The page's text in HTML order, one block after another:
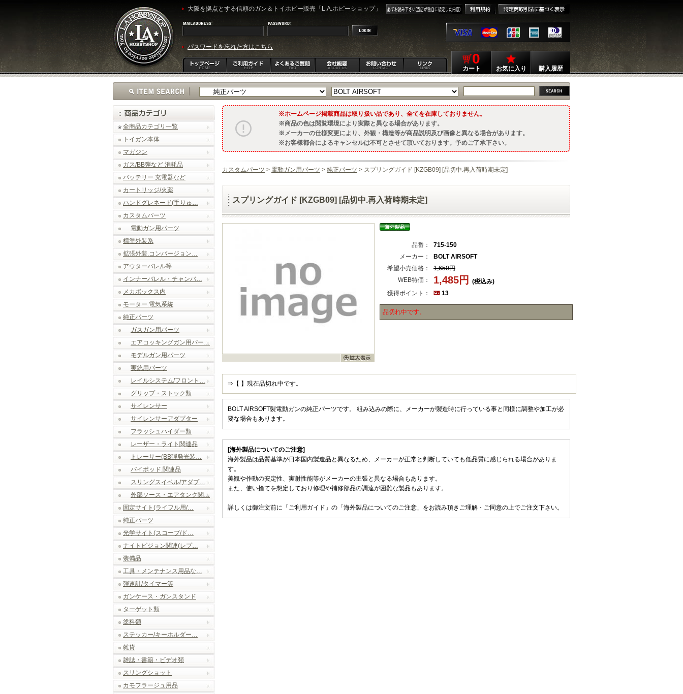
大阪を拠点とする信頼のガン＆トイホビー販売「L.A.ホビーショップ」
パスワードを忘れた方はこちら
0
カート お気に入り 購入履歴
全商品カテゴリ一覧
トイガン本体
マガジン
ガス/BB弾など 消耗品
バッテリー 充電器など
カートリッジ/火薬
ハンドグレネード(手りゅ…
カスタムパーツ
電動ガン用パーツ
標準外装系
拡張外装.コンバージョン…
アウターバレル等
インナーバレル・チャンバ…
メカボックス内
モーター.電気系統
純正パーツ
ガスガン用パーツ
エアコッキングガン用パー…
モデルガン用パーツ
実銃用パーツ
レイルシステム/フロント…
グリップ・ストック類
サイレンサー
サイレンサーアダプター
フラッシュハイダー類
レーザー・ライト関連品
トレーサー(BB弾発光装…
バイポッド.関連品
スリングスイベル/アダプ…
外部ソース・エアタンク関…
固定サイト(ライフル用/…
純正パーツ
光学サイト(スコープ/ド…
ナイトビジョン関連(レプ…
装備品
工具・メンテナンス用品な…
弾速計/タイマー等
ガンケース・ガンスタンド
ターゲット類
塗料類
ステッカー/キーホルダー…
雑貨
雑誌・書籍・ビデオ類
スリングショット
カモフラージュ用品
ホームページ掲載商品は取り扱い品であり、全てを在庫しておりません。
商品の色は閲覧環境により実際と異なる場合があります。
メーカーの仕様変更により、外観・構造等が商品説明及び画像と異なる場合があります。
お客様都合によるキャンセルは不可とさせて頂いております。予めご了承下さい。
カスタムパーツ > 電動ガン用パーツ > 純正パーツ > スプリングガイド [KZGB09] [品切中.再入荷時期未定]
スプリングガイド [KZGB09] [品切中.再入荷時期未定]
品番：
715-150
メーカー：
BOLT AIRSOFT
希望小売価格：
1,650円
WEB特価：
1,485円
(税込み)
獲得ポイント：
13
品切れ中です。
⇒【 】現在品切れ中です。
BOLT AIRSOFT製電動ガンの純正パーツです。 組み込みの際に、メーカーが製造時に行っている事と同様に調整や加工が必
要な場合もあります。
[海外製品についてのご注意]
海外製品は品質基準が日本国内製造品と異なるため、メーカーが正常と判断していても低品質に感じられる場合がありま
す。
美観や作動の安定性、実射性能等がメーカーの主張と異なる場合もあります。
また、使い捨てを想定しており修理や補修部品の調達が困難な製品もあります。
詳しくは御注文前に「ご利用ガイド」の「海外製品についてのご注意」をお読み頂きご理解・ご同意の上でご注文下さい。